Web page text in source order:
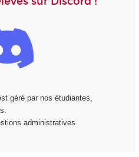
géré par nos étudiantes,
administratives.